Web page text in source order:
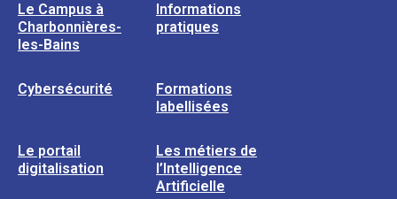
Le Campus à
Charbonnières-
les-Bains
Informations
pratiques
Cybersécurité
Formations
labellisées
Le portail
digitalisation
Les métiers de
l’Intelligence
Artificielle